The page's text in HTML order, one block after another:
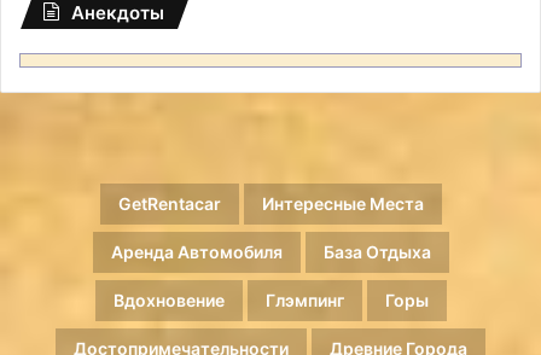
Анекдоты
GetRentacar Интересные Места
Аренда Автомобиля База Отдыха
Вдохновение Глэмпинг Горы
Достопримечательности Древние Города